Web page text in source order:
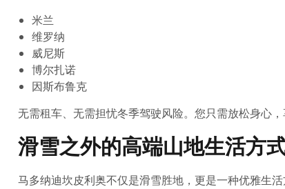
米兰
维罗纳
威尼斯
博尔扎诺
因斯布鲁克
无需租车、无需担忧冬季驾驶风险。您只需放松身心，
滑雪之外的高端山地生活方
马多纳迪坎皮利奥不仅是滑雪胜地，更是一种优雅生活